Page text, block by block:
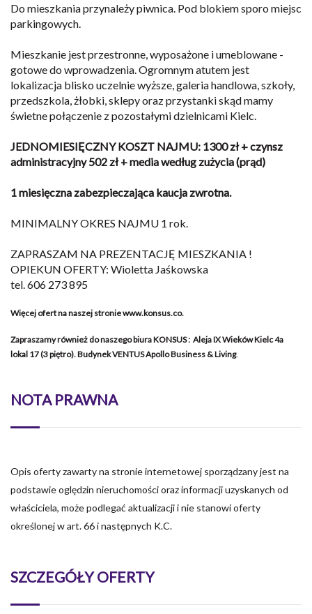
Do mieszkania przynależy piwnica. Pod blokiem sporo miejsc
parkingowych.
Mieszkanie jest przestronne, wyposażone i umeblowane -
gotowe do wprowadzenia. Ogromnym atutem jest
lokalizacja blisko uczelnie wyższe, galeria handlowa, szkoły,
przedszkola, żłobki, sklepy oraz przystanki skąd mamy
świetne połączenie z pozostałymi dzielnicami Kielc.
JEDNOMIESIĘCZNY KOSZT NAJMU: 1300 zł + czynsz
administracyjny 502 zł + media według zużycia (prąd)
1 miesięczna zabezpieczająca kaucja zwrotna.
MINIMALNY OKRES NAJMU 1 rok.
ZAPRASZAM NA PREZENTACJĘ MIESZKANIA !
OPIEKUN OFERTY: Wioletta Jaśkowska
tel. 606 273 895
Więcej ofert na naszej stronie www.konsus.co.
Zapraszamy również do naszego biura KONSUS : Aleja IX Wieków Kielc 4a
lokal 17 (3 piętro). Budynek VENTUS Apollo Business & Living.
NOTA PRAWNA
Opis oferty zawarty na stronie internetowej sporządzany jest na
podstawie oględzin nieruchomości oraz informacji uzyskanych od
właściciela, może podlegać aktualizacji i nie stanowi oferty
określonej w art. 66 i następnych K.C.
SZCZEGÓŁY OFERTY